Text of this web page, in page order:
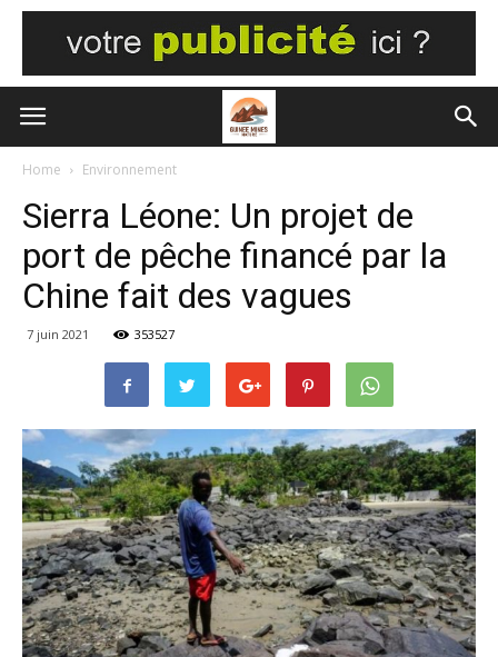
Home Environnement
Sierra Léone: Un projet de
port de pêche financé par la
Chine fait des vagues
7 juin 2021 353527